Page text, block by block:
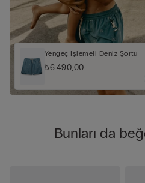
Yengeç İşlemeli Deniz Şortu
₺6.490,00
Bunları da